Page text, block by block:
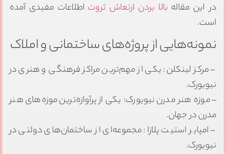
در این مقاله بالا بردن ارتعاش ثروتاطلاعات مفیدی آمده
است.
نمونه‌هایی از پروژه‌های ساختمانی و املاک
– مرکز لینکلن: یکی از مهم‌ترین مراکز فرهنگی و هنری در
نیویورک.
– موزه هنر مدرن نیویورک: یکی از پرآوازه‌ترین موزه‌های هنر
مدرن در جهان.
– امپایر استیت پلازا: مجموعه‌ای از ساختمان‌های دولتی در
نیویورک.